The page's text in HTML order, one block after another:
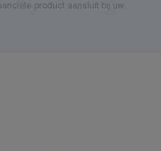
product aansluit bij uw